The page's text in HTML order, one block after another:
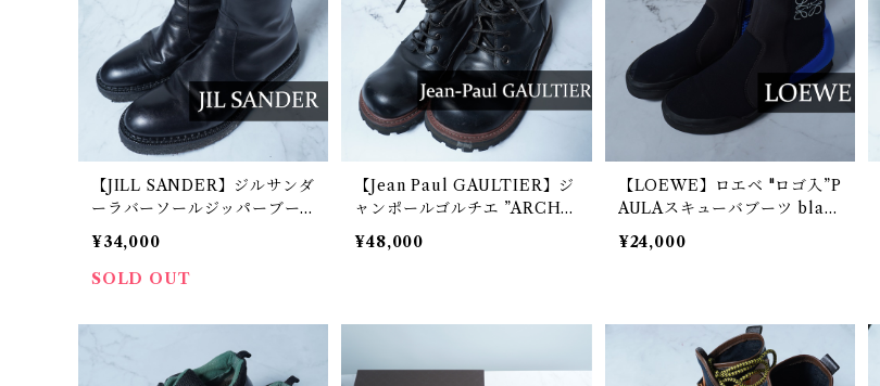
【JILL SANDER】ジルサンダ
ーラバーソールジッパーブー
ツ black
¥34,000
SOLD OUT
【Jean Paul GAULTIER】ジ
ャンポールゴルチエ ”ARCHI
VE" レースアップラバーソー
ルレザーブーツ black
¥48,000
【LOEWE】ロエベ "ロゴ入”P
AULAスキューバブーツ blac
k&blue
¥24,000